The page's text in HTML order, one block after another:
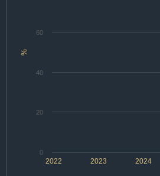
%
2022 2024
2023
0
20
40
60